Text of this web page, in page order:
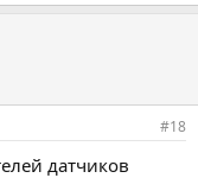
#18
датчиков